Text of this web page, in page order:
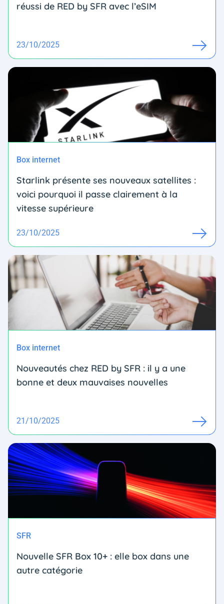
réussi de RED by SFR avec l’eSIM
23/10/2025
Box internet
Starlink présente ses nouveaux satellites :
voici pourquoi il passe clairement à la
vitesse supérieure
23/10/2025
Box internet
Nouveautés chez RED by SFR : il y a une
bonne et deux mauvaises nouvelles
21/10/2025
SFR
Nouvelle SFR Box 10+ : elle box dans une
autre catégorie